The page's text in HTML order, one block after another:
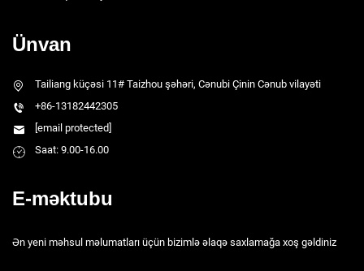
Ünvan
Tailiang küçəsi 11# Taizhou şəhəri, Cənubi Çinin Cənub vilayəti
+86-13182442305
[email protected]
Saat: 9.00-16.00
E-məktubu
Ən yeni məhsul məlumatları üçün bizimlə əlaqə saxlamağa xoş gəldiniz